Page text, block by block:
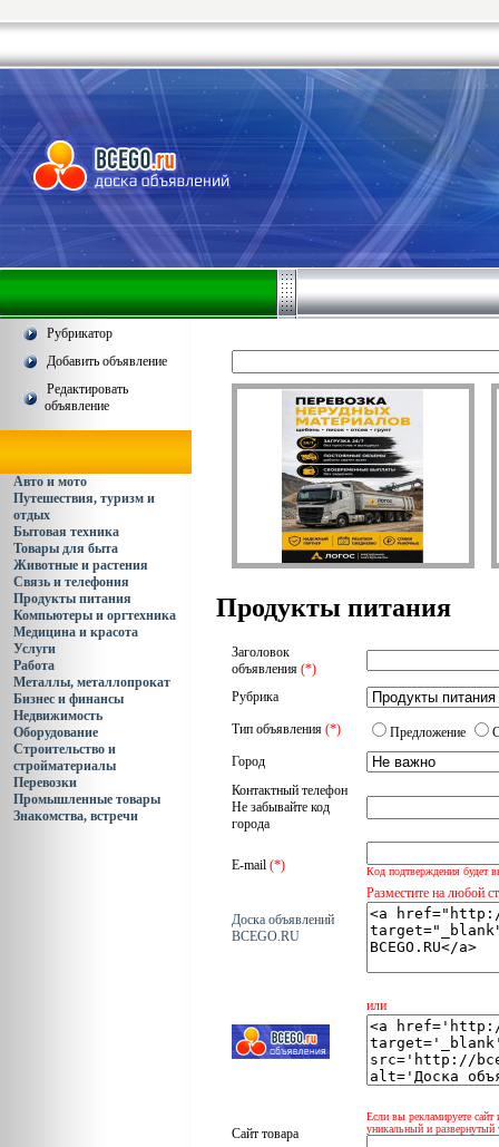
Рубрикатор
Добавить объявление
Редактировать
объявление
Авто и мото
Путешествия, туризм и
отдых
Бытовая техника
Товары для быта
Животные и растения
Связь и телефония
Продукты питания
Компьютеры и оргтехника
Медицина и красота
Услуги
Работа
Металлы, металлопрокат
Бизнес и финансы
Недвижимость
Оборудование
Строительство и
стройматериалы
Перевозки
Промышленные товары
Знакомства, встречи
Продукты питания
Заголовок
объявления (*)
Рубрика
Тип объявления (*) Предложение
Город
Контактный телефон
Не забывайте код
города
E-mail (*) Код подтверждения будет
Доска объявлений
BCEGO.RU
Разместите на любой
или
Сайт товара
Если вы рекламируете сайт
уникальный и развернутый